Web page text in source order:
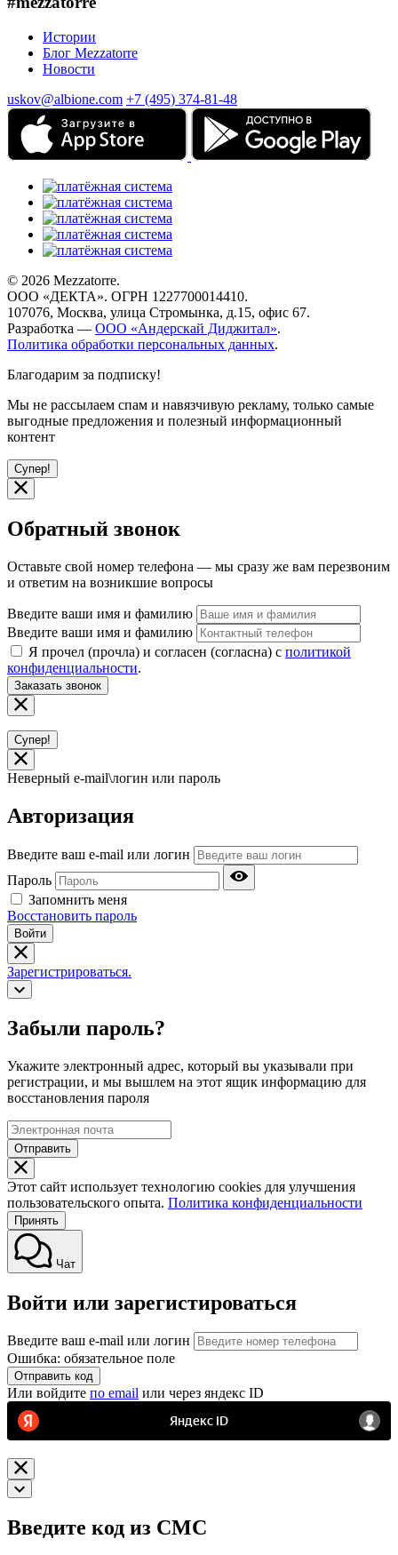
Истории
Блог Mezzatorre
Новости
uskov@albione.com +7 (495) 374-81-48
© 2026 Mezzatorre.
ООО «ДЕКТА». ОГРН 1227700014410.
107076, Москва, улица Стромынка, д.15, офис 67.
Разработка — ООО «Андерскай Диджитал».
Политика обработки персональных данных.
Благодарим за подписку!
Мы не рассылаем спам и навязчивую рекламу, только самые
выгодные предложения и полезный информационный
контент
Супер!
Обратный звонок
Оставьте свой номер телефона — мы сразу же вам перезвоним
и ответим на возникшие вопросы
Введите ваши имя и фамилию
Введите ваши имя и фамилию
Я прочел (прочла) и согласен (согласна) с политикой
конфиденциальности.
Заказать звонок
Супер!
Неверный e-mail\логин или пароль
Авторизация
Введите ваш e-mail или логин
Пароль
Запомнить меня
Восстановить пароль
Войти
Зарегистрироваться.
Забыли пароль?
Укажите электронный адрес, который вы указывали при
регистрации, и мы вышлем на этот ящик информацию для
восстановления пароля
Отправить
Этот сайт использует технологию cookies для улучшения
пользовательского опыта. Политика конфиденциальности
Принять
Чат
Войти или зарегистироваться
Введите ваш e-mail или логин
Ошибка: обязательное поле
Отправить код
Или войдите по email или через яндекс ID
Введите код из СМС